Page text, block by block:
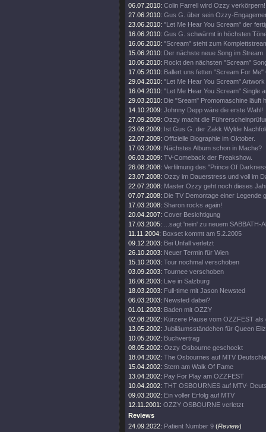
06.07.2010: Colin Farrell wird Ozzy verkörpern!
27.06.2010: Gus G. über sein Ozzy-
23.06.2010: "Let Me Hear You Scream" der
16.06.2010: Gus G. schwärmt in höchsten
16.06.2010: "Scream" steht zum
15.06.2010: Der nächste neue Song im Stream.
10.06.2010: Rockt den nächsten "Scream"
17.05.2010: Ballert uns fetten "Scream For Me"
29.04.2010: "Let Me Hear You Scream" Artwork
16.04.2010: "Let Me Hear You Scream" Single
29.03.2010: Die "Sream" Promomaschine läuft
14.10.2009: Johnny Depp wäre die erste Wahl!
27.09.2009: Ozzy macht die
23.08.2009: Ist Gus G. der Zakk Wylde
22.07.2009: Offizielle Biographie im Oktober.
17.03.2009: Nächstes Album schon in Mache?
06.03.2009: TV-Comeback der Freakshow.
26.08.2008: Verfilmung des "Prince Of
23.07.2008: Ozzy im Dauerstress und voll im
22.07.2008: Master Ozzy geht noch dieses
07.07.2008: Die TV Demontage einer Legende
17.03.2008: Sharon rocks again!
20.04.2007: Cover Besichtigung
17.03.2005:
...sagt 'nein' zu neuem SABBATH-
11.11.2004: Boxset kommt am 5.2.2005
09.12.2003: Bei Unfall verletzt
26.10.2003: Neuer Termin für Wien
15.10.2003: Tour nochmal verschoben
03.09.2003: Tournee verschoben
16.06.2003: Live in Salzburg
18.03.2003: Full-time mit Jason Newsted
06.03.2003: Newsted dabei?
01.01.2003: Baden mit OZZY
02.08.2002: Kürzere Pause vom OZZFEST als
13.05.2002: Jubiläumsständchen für Queen
10.05.2002: Buchvertrag
08.05.2002: Ozzy Osbourne geschockt
18.04.2002: The Osbournes auf MTV
15.04.2002: Stern am Walk Of Fame
13.04.2002: Pay For Play am OZZFEST
10.04.2002: THT OSBOURNES auf MTV-
09.03.2002: Ein voller Erfolg auf MTV
12.11.2001: OZZY OSBOURNE verletzt
Reviews
24.09.2022: Patient Number 9 (Review)